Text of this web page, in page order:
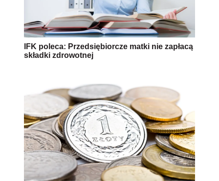
IFK poleca: Przedsiębiorcze matki nie zapłacą
składki zdrowotnej